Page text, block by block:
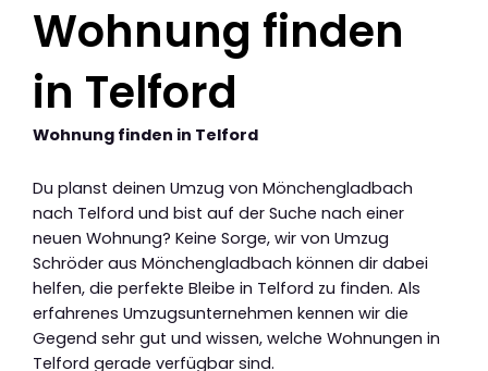
Wohnung finden
in Telford
Wohnung finden in Telford
Du planst deinen Umzug von Mönchengladbach
nach Telford und bist auf der Suche nach einer
neuen Wohnung? Keine Sorge, wir von Umzug
Schröder aus Mönchengladbach können dir dabei
helfen, die perfekte Bleibe in Telford zu finden. Als
erfahrenes Umzugsunternehmen kennen wir die
Gegend sehr gut und wissen, welche Wohnungen in
Telford gerade verfügbar sind.